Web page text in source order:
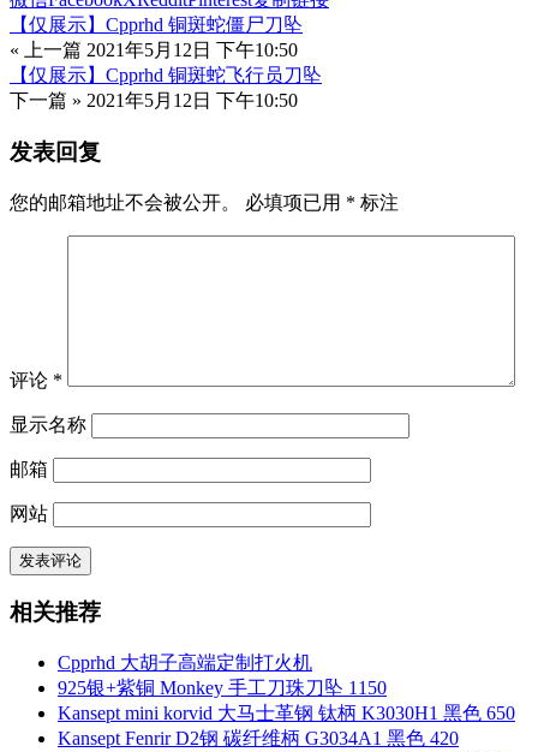
【仅展示】Cpprhd 铜斑蛇僵尸刀坠
« 上一篇 2021年5月12日 下午10:50
【仅展示】Cpprhd 铜斑蛇飞行员刀坠
下一篇 » 2021年5月12日 下午10:50
发表回复
您的邮箱地址不会被公开。 必填项已用 * 标注
评论 *
显示名称
邮箱
网站
相关推荐
Cpprhd 大胡子高端定制打火机
925银+紫铜 Monkey 手工刀珠刀坠 1150
Kansept mini korvid 大马士革钢 钛柄 K3030H1 黑色 650
Kansept Fenrir D2钢 碳纤维柄 G3034A1 黑色 420